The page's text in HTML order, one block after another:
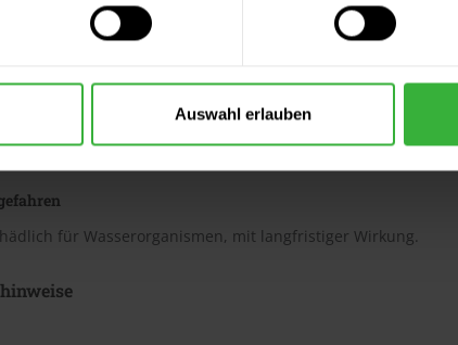
Auswahl erlauben
Merkblatt (PDF)
für Wasserorganismen, mit langfristiger Wirkung.